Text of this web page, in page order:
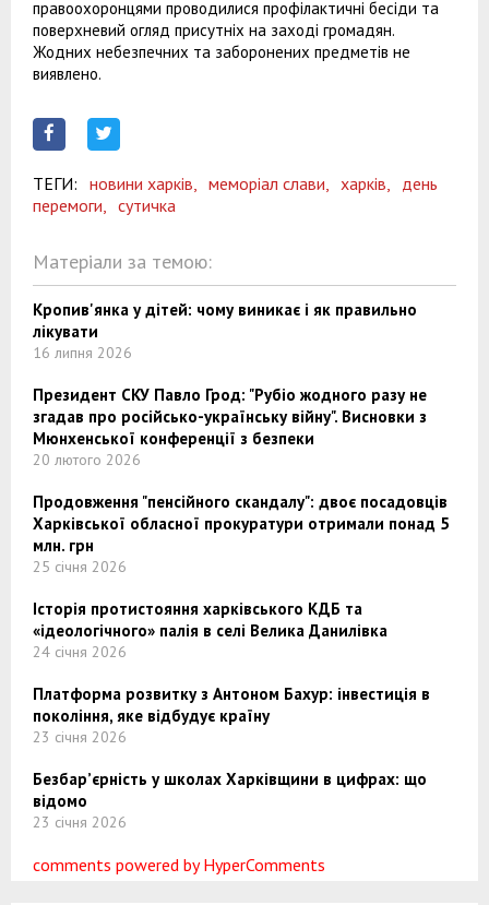
правоохоронцями проводилися профілактичні бесіди та
поверхневий огляд присутніх на заході громадян.
Жодних небезпечних та заборонених предметів не
виявлено.
ТЕГИ: новини харків, меморіал слави, харків,
день
перемоги,
сутичка
Матеріали за темою:
Кропив'янка у дітей: чому виникає і як правильно
лікувати
16 липня 2026
Президент СКУ Павло Грод: "Рубіо жодного разу не
згадав про російсько-українську війну". Висновки з
Мюнхенської конференції з безпеки
20 лютого 2026
Продовження "пенсійного скандалу": двоє посадовців
Харківської обласної прокуратури отримали понад 5
млн. грн
25 січня 2026
Історія протистояння харківського КДБ та
«ідеологічного» палія в селі Велика Данилівка
24 січня 2026
Платформа розвитку з Антоном Бахур: інвестиція в
покоління, яке відбудує країну
23 січня 2026
Безбар’єрність у школах Харківщини в цифрах: що
відомо
23 січня 2026
comments powered by HyperComments